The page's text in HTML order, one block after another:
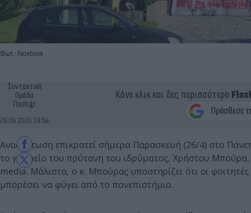
Φωτ.: Facebook
Συντακτική
Ομάδα
Flash.gr
26.04.2024 18:54
Κάνε κλικ και δες περισσότερο
Αναστάτωση επικρατεί σήμερα Παρασκευή (26/4) στο
το γραφείο του πρύτανη του ιδρύματος, Χρήστου
media. Μάλιστα, ο κ. Μπούρας υποστηρίζει ότι οι
μπορέσει να φύγει από το πανεπιστήμιο.